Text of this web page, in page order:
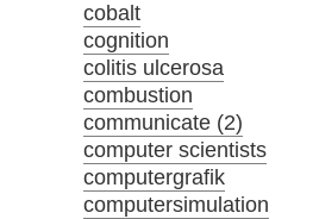
cobalt
cognition
colitis ulcerosa
combustion
communicate (2)
computer scientists
computergrafik
computersimulation